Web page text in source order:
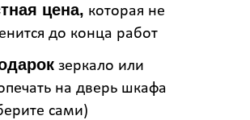
цена, которая не
до конца работ
зеркало или
на дверь шкафа
сами)